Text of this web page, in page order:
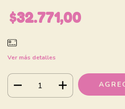
$32.771,00
Ver más detalles